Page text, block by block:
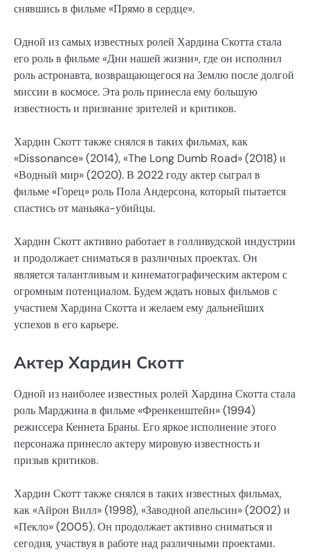
снявшись в фильме «Прямо в сердце».
Одной из самых известных ролей Хардина Скотта стала
его роль в фильме «Дни нашей жизни», где он исполнил
роль астронавта, возвращающегося на Землю после долгой
миссии в космосе. Эта роль принесла ему большую
известность и признание зрителей и критиков.
Хардин Скотт также снялся в таких фильмах, как
«Dissonance» (2014), «The Long Dumb Road» (2018) и
«Водный мир» (2020). В 2022 году актер сыграл в
фильме «Горец» роль Пола Андерсона, который пытается
спастись от маньяка-убийцы.
Хардин Скотт активно работает в голливудской индустрии
и продолжает сниматься в различных проектах. Он
является талантливым и кинематографическим актером с
огромным потенциалом. Будем ждать новых фильмов с
участием Хардина Скотта и желаем ему дальнейших
успехов в его карьере.
Актер Хардин Скотт
Одной из наиболее известных ролей Хардина Скотта стала
роль Марджина в фильме «Френкенштейн» (1994)
режиссера Кеннета Браны. Его яркое исполнение этого
персонажа принесло актеру мировую известность и
призыв критиков.
Хардин Скотт также снялся в таких известных фильмах,
как «Айрон Вилл» (1998), «Заводной апельсин» (2002) и
«Пекло» (2005). Он продолжает активно сниматься и
сегодня, участвуя в работе над различными проектами.